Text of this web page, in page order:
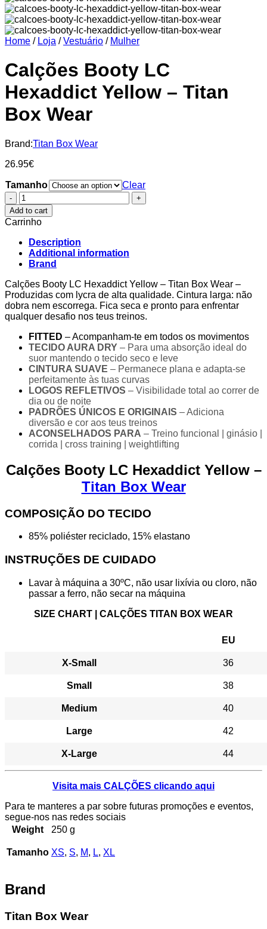
Home / Loja / Vestuário / Mulher
Calções Booty LC
Hexaddict Yellow – Titan
Box Wear
Brand:Titan Box Wear
26.95€
Tamanho
Clear
Calções
Booty
LC
Hexaddict
Yellow
–
Titan
Box
Wear
quantity
Add to cart
Carrinho
Description
Additional information
Brand
Calções Booty LC Hexaddict Yellow – Titan Box Wear –
Produzidas com lycra de alta qualidade. Cintura larga: não
dobra nem escorrega. Fica seca e pronto para enfrentar
qualquer desafio nos teus treinos.
FITTED – Acompanham-te em todos os movimentos
TECIDO AURA DRY – Para uma absorção ideal do
suor mantendo o tecido seco e leve
CINTURA SUAVE – Permanece plana e adapta-se
perfeitamente às tuas curvas
LOGOS REFLETIVOS – Visibilidade total ao correr de
dia ou de noite
PADRÕES ÚNICOS E ORIGINAIS – Adiciona
diversão e cor aos teus treinos
ACONSELHADOS PARA – Treino funcional | ginásio |
corrida | cross training | weightlifting
Calções Booty LC Hexaddict Yellow –
Titan Box Wear
COMPOSIÇÃO DO TECIDO
85% poliéster reciclado, 15% elastano
INSTRUÇÕES DE CUIDADO
Lavar à máquina a 30ºC, não usar lixívia ou cloro, não
passar a ferro, não secar na máquina
SIZE CHART | CALÇÕES TITAN BOX WEAR
EU
X-Small 36
Small 38
Medium 40
Large 42
X-Large 44
Visita mais CALÇÕES clicando aqui
Para te manteres a par sobre futuras promoções e eventos,
segue-nos nas redes sociais
Weight
250 g
Tamanho XS, S, M, L, XL
Brand
Titan Box Wear